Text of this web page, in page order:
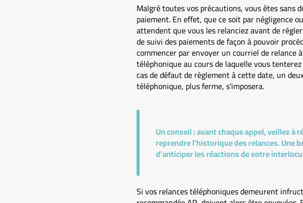
Malgré toutes vos précautions, vous êtes sans
paiement. En effet, que ce soit par négligence
attendent que vous les relanciez avant de
de suivi des paiements de façon à pouvoir
commencer par envoyer un courriel de relance
téléphonique au cours de laquelle vous
cas de défaut de règlement à cette date, un
téléphonique, plus ferme, s’imposera.
Un conseil :avant chaque appel, veillez à
reprendre l’historique des relances. Une
d’anticiper les réactions de votre
Si vos relances téléphoniques demeurent